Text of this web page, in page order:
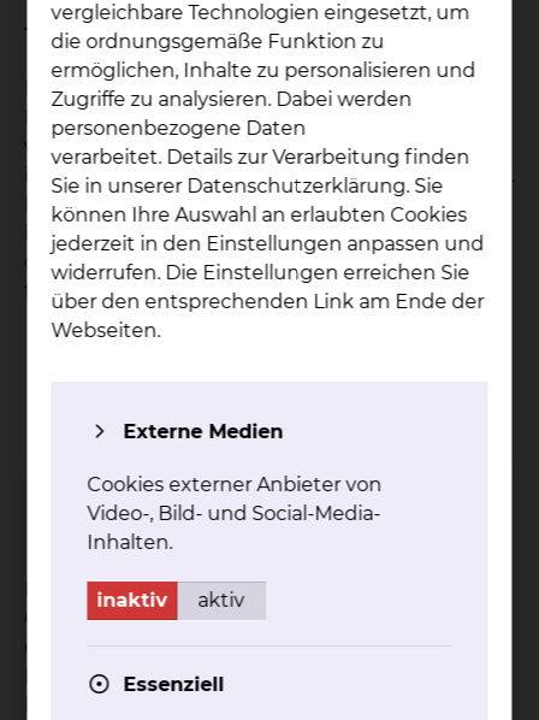
Therapieplanung
Die Therapieempfehlung für gynäkologische
Malignome folgt den Behandlungspfaden bzw. –
vorgehensweisen in Anlehnung an die
international gültigen Leitlinien erarbeitet wurden.
Die Therapieempfehlungen werden in unserem
interdisziplinären Tumorboard ausführlich
diskutiert. Das Tumorboard setzt sich aus
folgenden Fachrichtungen zusammen:
medikamentösen gynäkologischen
Chirurgie
Radioonkologie und Strahlentherapie
Pathologie
Nuklearmedizin
Die Behandlung der Patientin mit einer
Genitalkrebserkrankung kann nur im Rahmen der
exzellenten Zusammenarbeit eines
Expertennetzwerkes erfolgen. Dieses
vergleichbare Technologien eingesetzt, um
die ordnungsgemäße Funktion zu
ermöglichen, Inhalte zu personalisieren und
Zugriffe zu analysieren. Dabei werden
personenbezogene Daten
verarbeitet. Details zur Verarbeitung finden
Sie in unserer Datenschutzerklärung. Sie
können Ihre Auswahl an erlaubten Cookies
jederzeit in den Einstellungen anpassen und
widerrufen. Die Einstellungen erreichen Sie
über den entsprechenden Link am Ende der
Webseiten.
Externe Medien
Cookies externer Anbieter von
Video-, Bild- und Social-Media-
Inhalten.
inaktiv aktiv
Essenziell